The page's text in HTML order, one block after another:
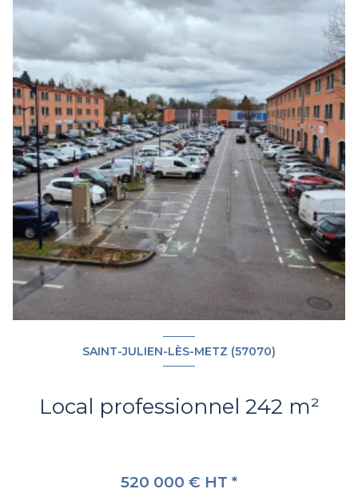
SAINT-JULIEN-LÈS-METZ (57070)
Local professionnel 242 m²
520 000 € HT *